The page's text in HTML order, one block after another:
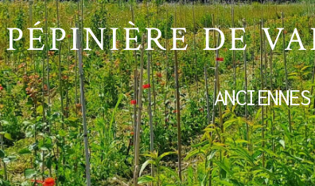
PÉPINIÈRE DE